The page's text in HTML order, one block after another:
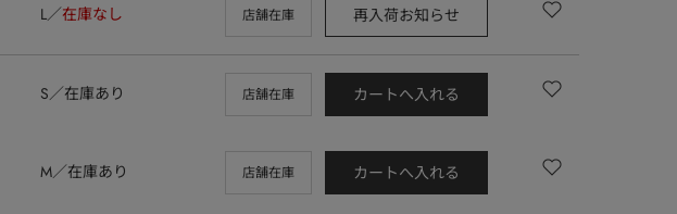
L 在庫なし 店舗在庫 再入荷お知らせ
S 在庫あり 店舗在庫 カートへ入れる
M 在庫あり 店舗在庫 カートへ入れる